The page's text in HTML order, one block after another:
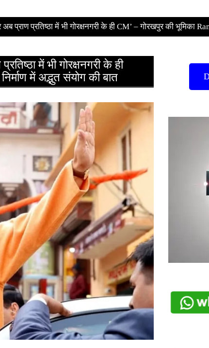
प्राण प्रतिष्ठा में भी गोरक्षनगरी के ही CM’ – गोरखपुर की भूमिका
में भी गोरक्षनगरी के ही
में अद्भुत संयोग की बात